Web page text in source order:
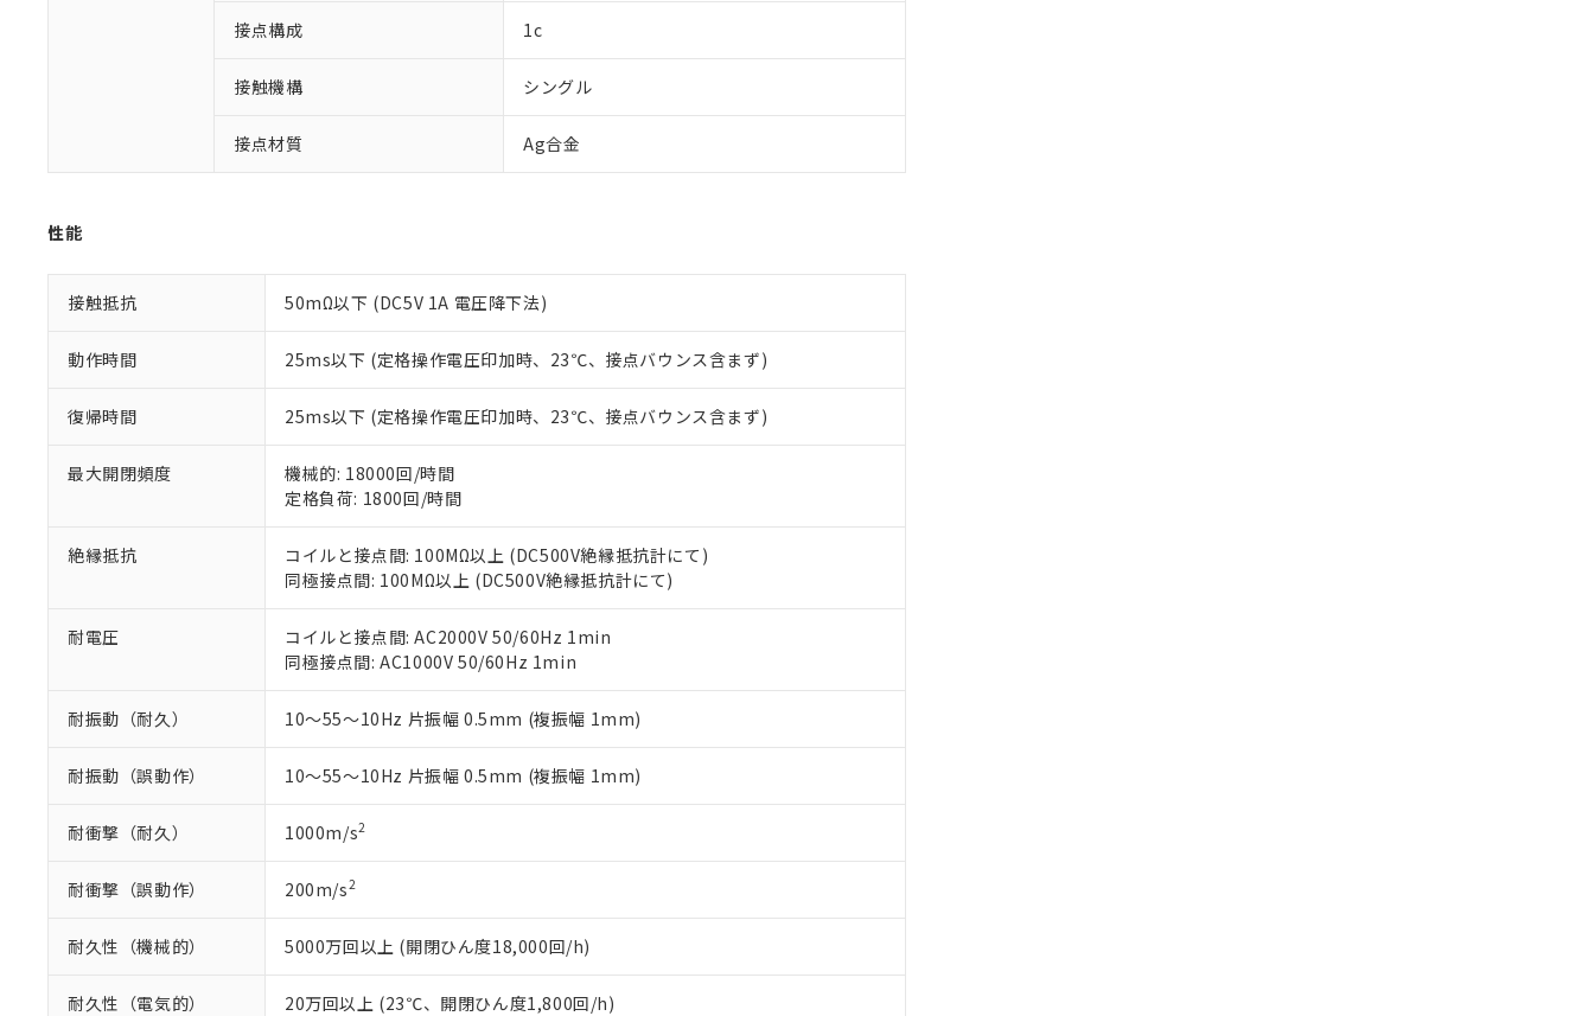
接点構成 1c
接触機構 シングル
接点材質 Ag合金
性能
接触抵抗 50mΩ以下 (DC5V 1A 電圧降下法)
動作時間 25ms以下 (定格操作電圧印加時、23℃、接点バウンス含まず)
復帰時間 25ms以下 (定格操作電圧印加時、23℃、接点バウンス含まず)
最大開閉頻度
機械的: 18000回/時間
定格負荷: 1800回/時間
絶縁抵抗
コイルと接点間: 100MΩ以上 (DC500V絶縁抵抗計にて)
同極接点間: 100MΩ以上 (DC500V絶縁抵抗計にて)
耐電圧
コイルと接点間: AC2000V 50/60Hz 1min
同極接点間: AC1000V 50/60Hz 1min
耐振動（耐久） 10～55～10Hz 片振幅 0.5mm (複振幅 1mm)
耐振動（誤動作） 10～55～10Hz 片振幅 0.5mm (複振幅 1mm)
耐衝撃（耐久） 1000m/s2
耐衝撃（誤動作） 200m/s2
耐久性（機械的） 5000万回以上 (開閉ひん度18,000回/h)
耐久性（電気的） 20万回以上 (23℃、開閉ひん度1,800回/h)
ご利用条件
以下の条件をお読みいただき、同意のうえご利用ください。
本サービスは、当社制御機器事業取扱商品の当社在庫状況および標準価格(税抜)を提供させていただ
くものです。
正式な納期状況および標準価格はお客様のお取引先、またはお客様担当のオムロン制御機器販売店・
当社販売員にご相談ください。
在庫状況および標準価格結果を当社の事前の承諾なく第三者に漏洩または開示しないようお願いしま
す。
マイパーツ機能（部品リスト作成サービス）をご利用いただくには、I-Webメンバーズにご登録され
ている必要があります。
お客様が当ウェブサイト上で当社にご登録された部品リストについて、当社および当社の共同利用者
が、当社の製品・サービスに関するお客様との取引・商談に必要な範囲で利用することをご了承くだ
いる法人を指します。
調査・確認中：EU RoHS指令（10物質）の非含有の対応状況を調査中または確認中の商品です。
非該当品：ライセンス料など無形物で、有害物質有無と関係のない商品です。
*EU RoHS指令（10物質）：
鉛(Pb) 1000ppm以下、 水銀(Hg) 1000ppm以下、 カドミウム(Cd) 100ppm以下、
六価クロム(Cr(Ⅵ)) 1000ppm以下、ポリ臭化ビフェニル類(PBB) 1000ppm以下、ポリ臭化ジフェニルエーテル類(PBDE) 1000ppm以下、
※2 対応予定月
部品在庫の切り替え状況などにより、予定月が前後することがあります。
※3 非含有証明書ダウンロード
EU RoHS指令（10物質）の非含有証明書
51物質の非含有証明書（当社基準）
また、RoHS指令のフタル酸エステル類４物質の対応では、対応完了までの期間は出荷製品に未対応品が
混在することから備考欄に対応日を記載しておりました。
既に当社にて対応品への在庫切替を完了していることから、特段のことがない限り、2022年1月12日よ
り割愛しております。
※1 中国RoHS○×表
「○」：最大均質材料含有率が中国RoHSの基準値以下であることを示します。
「×」：最大均質材料含有率が中国RoHSの基準値を超えていることを示します。
「－」：未確認です。当社販売部門へお問い合わせください。
DEHP(フタル酸ビス(2-エチルヘキシル)) : 1000ppm
※2 環境保護使用期限
「10」：通常の使用状況下において有害物質が外部に漏えいし、環境に深刻な影響を及ぼさない年数を意
味します。
「－」：未確認です。当社販売部門へお問い合わせください。
当社は、これら貴社製品のうち、外国為替および外国貿易法に定める商品（以下｢規制貨物等」とい
う）を輸出または国外への提供する場合は、日本国政府の輸出許可(または役務取引許可)を取得する
当社は貴社製品を、核兵器、ミサイル、化学兵器、生物兵器またはその他武器並びにこれらの製造装
置等に一切使用いたしません。
当社は、貴社製品を第三者に販売する場合は、上記1、2および3の内容を当該第三者に通知します。
たしません。
記
説明
一定数には満たないが在庫あり
－
在庫なし(最新の在庫状況については、お客様のお取引先、またはお客様担当のオムロン制御
白